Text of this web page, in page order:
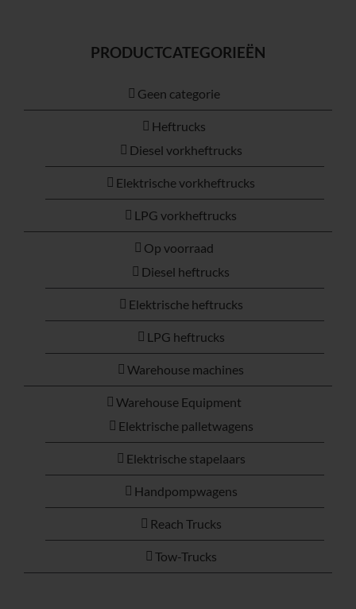
PRODUCTCATEGORIEËN
Geen categorie
Heftrucks
Diesel vorkheftrucks
Elektrische vorkheftrucks
LPG vorkheftrucks
Op voorraad
Diesel heftrucks
Elektrische heftrucks
LPG heftrucks
Warehouse machines
Warehouse Equipment
Elektrische palletwagens
Elektrische stapelaars
Handpompwagens
Reach Trucks
Tow-Trucks